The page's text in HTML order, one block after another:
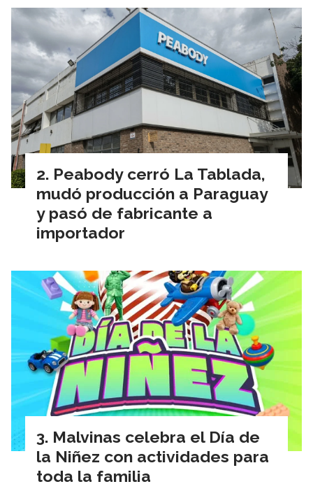
Peabody cerró La Tablada,
mudó producción a Paraguay
y pasó de fabricante a
importador
Malvinas celebra el Día de
la Niñez con actividades para
toda la familia